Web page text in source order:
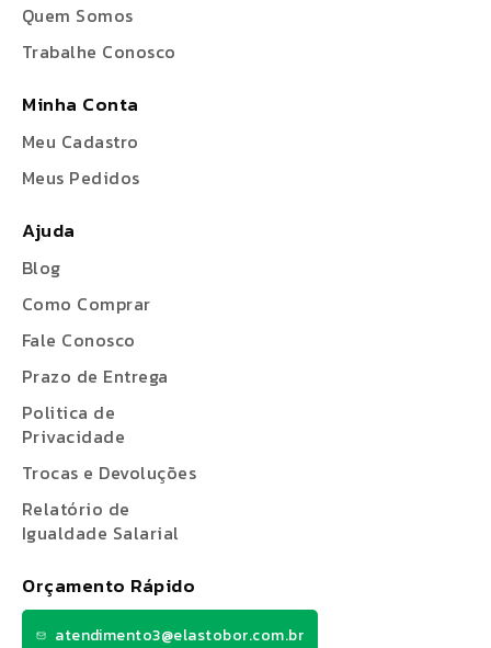
Quem Somos
Trabalhe Conosco
Minha Conta
Meu Cadastro
Meus Pedidos
Ajuda
Blog
Como Comprar
Fale Conosco
Prazo de Entrega
Politica de
Privacidade
Trocas e Devoluções
Relatório de
Igualdade Salarial
Orçamento Rápido
atendimento3@elastobor.com.br